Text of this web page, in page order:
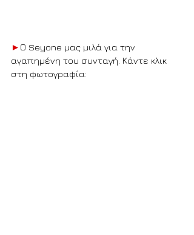
► Ο Seyone μας μιλά για την
αγαπημένη του συνταγή. Κάντε κλικ
στη φωτογραφία: